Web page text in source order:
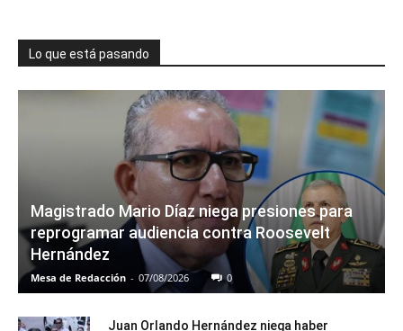
Lo que está pasando
Magistrado Mario Díaz niega presiones para
reprogramar audiencia contra Roosevelt
Hernández
Mesa de Redacción - 07/08/2026 0
Juan Orlando Hernández niega haber